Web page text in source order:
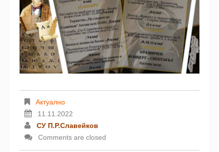
Актуално
11.11.2022
СУ П.Р.Славейков
Comments are closed